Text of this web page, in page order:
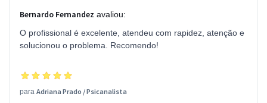
Bernardo Fernandez avaliou:
O profissional é excelente, atendeu com rapidez, atenção e
solucionou o problema. Recomendo!
para Adriana Prado /Psicanalista